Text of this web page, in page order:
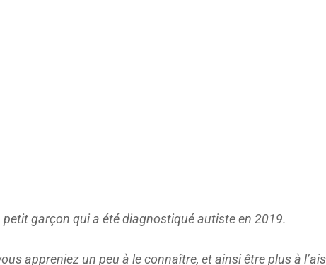
garçon qui a été diagnostiqué autiste en 2019.
appreniez un peu à le connaître, et ainsi être plus à